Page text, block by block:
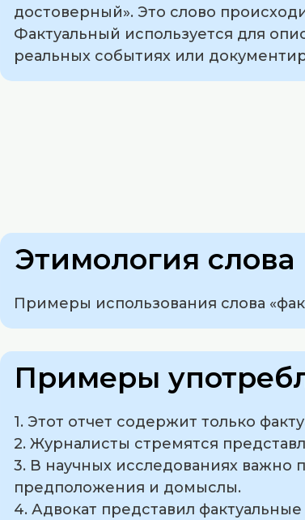
достоверный». Это слово
Фактуальный используется для
реальных событиях или
Этимология слова
Примеры использования слова
Примеры
1. Этот отчет содержит только
2. Журналисты стремятся
3. В научных исследованиях важно
предположения и домыслы.
4. Адвокат представил